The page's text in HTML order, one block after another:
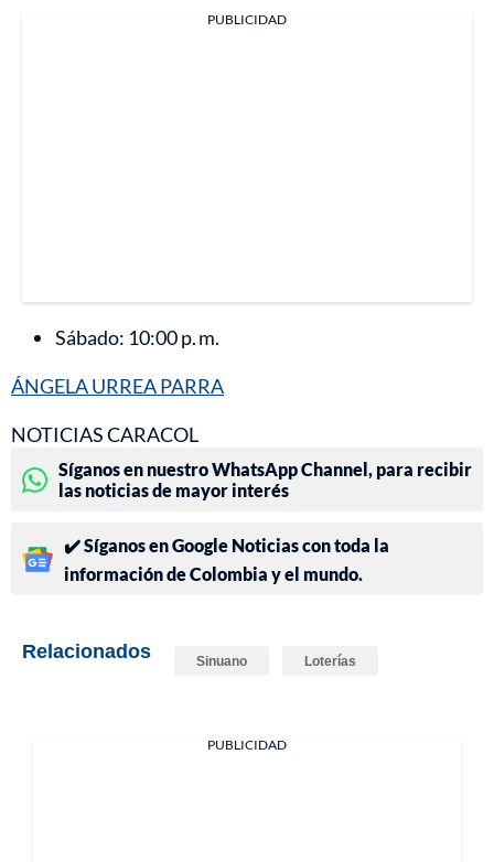
PUBLICIDAD
Sábado: 10:00 p. m.
ÁNGELA URREA PARRA
NOTICIAS CARACOL
Síganos en nuestro WhatsApp Channel, para recibir
las noticias de mayor interés
✔️ Síganos en Google Noticias con toda la
información de Colombia y el mundo.
Relacionados Sinuano Loterías
PUBLICIDAD